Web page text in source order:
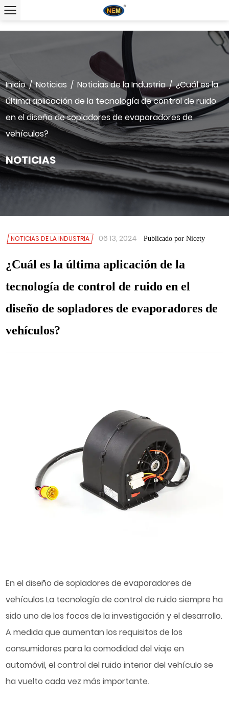
Inicio/Noticias / Noticias de la Industria/¿Cuál es la
última aplicación de la tecnología de control de ruido
en el diseño de sopladores de evaporadores de
vehículos?
NOTICIAS
NOTICIAS DE LA INDUSTRIA 06 13, 2024 Publicado por Nicety
¿Cuál es la última aplicación de la
tecnología de control de ruido en el
diseño de sopladores de evaporadores de
vehículos?
En el diseño desopladores de evaporadores de
vehículosLa tecnología de control de ruido siempre ha
sido uno de los focos de la investigación y el desarrollo.
A medida que aumentan los requisitos de los
consumidores para la comodidad del viaje en
automóvil, el control del ruido interior del vehículo se
ha vuelto cada vez más importante.